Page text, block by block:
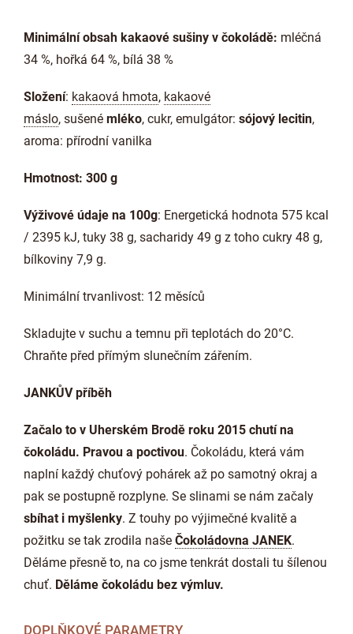
Minimální obsah kakaové sušiny v čokoládě: mléčná
34 %, hořká 64 %, bílá 38 %
Složení: kakaová hmota, kakaové
máslo, sušené mléko, cukr, emulgátor: sójový lecitin,
aroma: přírodní vanilka
Hmotnost: 300 g
Výživové údaje na 100g: Energetická hodnota 575 kcal
/ 2395 kJ, tuky 38 g, sacharidy 49 g z toho cukry 48 g,
bílkoviny 7,9 g.
Minimální trvanlivost: 12 měsíců
Skladujte v suchu a temnu při teplotách do 20°C.
Chraňte před přímým slunečním zářením.
JANKŮV příběh
Začalo to v Uherském Brodě roku 2015 chutí na
čokoládu. Pravou a poctivou. Čokoládu, která vám
naplní každý chuťový pohárek až po samotný okraj a
pak se postupně rozplyne. Se slinami se nám začaly
sbíhat i myšlenky. Z touhy po výjimečné kvalitě a
požitku se tak zrodila naše Čokoládovna JANEK.
Děláme přesně to, na co jsme tenkrát dostali tu šílenou
chuť. Děláme čokoládu bez výmluv.
DOPLŇKOVÉ PARAMETRY